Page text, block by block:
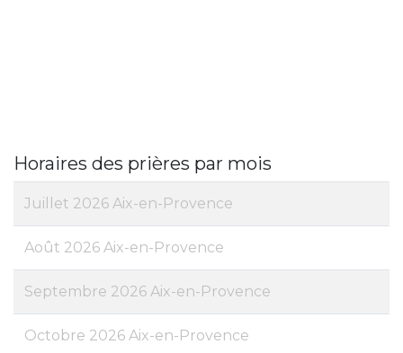
Horaires des prières par mois
Juillet 2026 Aix-en-Provence
Août 2026 Aix-en-Provence
Septembre 2026 Aix-en-Provence
Octobre 2026 Aix-en-Provence